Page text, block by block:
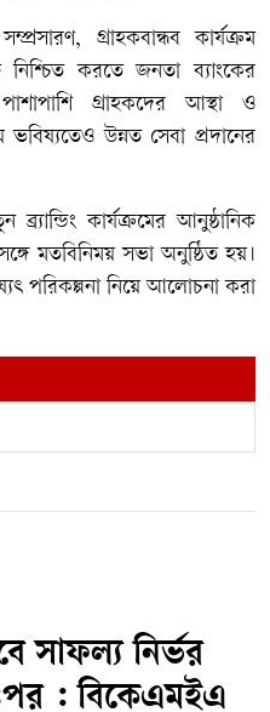
গ্রাহকবান্ধব কার্যক্রম
করতে জনতা ব্যাংকের
গ্রাহকদের আস্থা ও
উন্নত সেবা প্রদানের
কার্যক্রমের আনুষ্ঠানিক
মতবিনিময় সভা অনুষ্ঠিত হয়।
পরিকল্পনা নিয়ে আলোচনা করা
সাফল্য নির্ভর
: বিকেএমইএ